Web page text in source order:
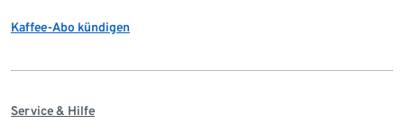
Kaffee-Abo kündigen
Service & Hilfe